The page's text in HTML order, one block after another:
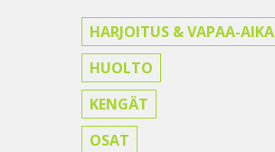
HARJOITUS & VAPAA-AIKA
HUOLTO
KENGÄT
OSAT